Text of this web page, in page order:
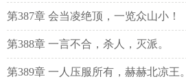
第387章 会当凌绝顶，一览众山小！
第388章 一言不合，杀人，灭派。
第389章 一人压服所有，赫赫北凉王。